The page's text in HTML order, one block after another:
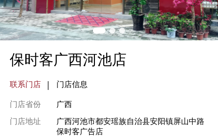
保时客广西河池店
联系门店 门店信息
门店省份 广西
门店地址
广西河池市都安瑶族自治县安阳镇屏山中路
保时客广告店